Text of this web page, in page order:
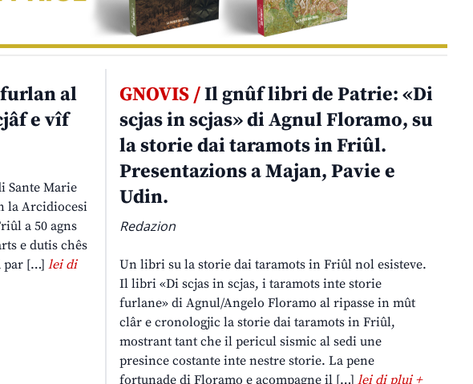
al
e vîf
Sante Marie
la Arcidiocesi
a 50 agns
e dutis chês
par […] lei di
GNOVIS /Il gnûf libri de Patrie: «Di
scjas in scjas» di Agnul Floramo, su
la storie dai taramots in Friûl.
Presentazions a Majan, Pavie e
Udin.
Redazion
Un libri su la storie dai taramots in Friûl nol esisteve.
Il libri «Di scjas in scjas, i taramots inte storie
furlane» di Agnul/Angelo Floramo al ripasse in mût
clâr e cronologjic la storie dai taramots in Friûl,
mostrant tant che il pericul sismic al sedi une
presince costante inte nestre storie. La pene
fortunade di Floramo e acompagne il […]lei di plui +